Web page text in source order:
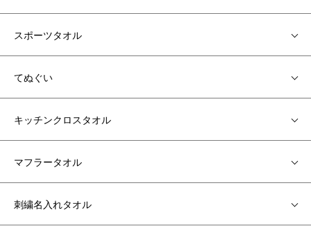
スポーツタオル
てぬぐい
キッチンクロスタオル
マフラータオル
刺繍名入れタオル